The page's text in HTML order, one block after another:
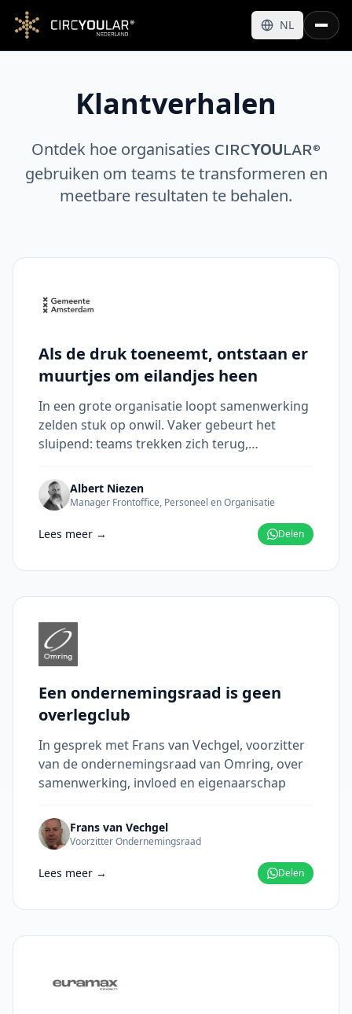
NL
Klantverhalen
Ontdek hoe organisaties CIRCYOULAR®
gebruiken om teams te transformeren en
meetbare resultaten te behalen.
Als de druk toeneemt, ontstaan er
muurtjes om eilandjes heen
In een grote organisatie loopt samenwerking
zelden stuk op onwil. Vaker gebeurt het
sluipend: teams trekken zich terug,
Albert Niezen
Manager Frontoffice, Personeel en Organisatie
Lees meer → Delen
Een ondernemingsraad is geen
overlegclub
In gesprek met Frans van Vechgel, voorzitter
van de ondernemingsraad van Omring, over
samenwerking, invloed en eigenaarschap
Frans van Vechgel
Voorzitter Ondernemingsraad
Lees meer → Delen